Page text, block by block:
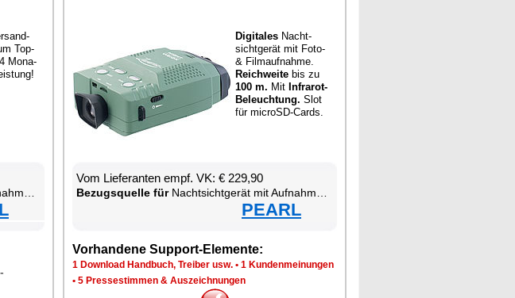
Top-
Mo­na­
Di­gi­ta­les Nacht­
sicht­ge­rät mit Fo­to-
& Film­auf­nah­me.
Reich­wei­te bis zu
100 m. Mit In­fra­rot-
Be­leuch­tung. Slot
für mi­croSD-Cards.
Vom Lie­fe­ran­ten empf. VK: € 229,90
Be­zugs­quel­le fürNacht­sicht­ge­rät mit Auf­nah­me­funk­ti­on
PEARL
Vor­han­de­ne Sup­port-Ele­men­te:
1 Down­load Hand­buch, Trei­ber usw. • 1 Kun­den­mei­nun­gen
• 5 Pres­se­stim­men & Aus­zeich­nun­gen